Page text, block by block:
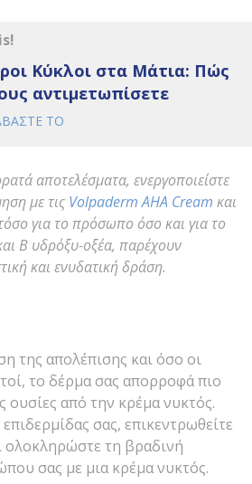
Κύκλοι στα Μάτια: Πώς
αντιμετωπίσετε
ΤΟ
αποτελέσματα, ενεργοποιείστε
με τις Volpaderm AHA Cream και
για το πρόσωπο όσο και για το
Β υδρόξυ-οξέα, παρέχουν
και ενυδατική δράση.
της απολέπισης και όσο οι
το δέρμα σας απορροφά πιο
ουσίες από την κρέμα νυκτός.
σας, επικεντρωθείτε
ολοκληρώστε τη βραδινή
σας με μια κρέμα νυκτός.